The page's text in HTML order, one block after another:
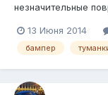
незначительные
трещина от камня.
повреждение
13 Июня 2014
бампер